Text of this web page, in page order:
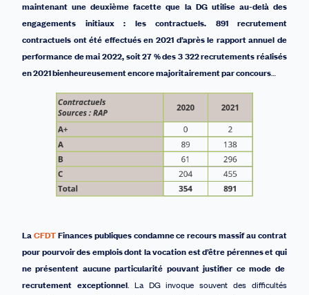
maintenant une deuxième facette que la DG utilise au-delà des
engagements initiaux : lescontractuels. 891 recrutement
contractuels ont été effectuésen 2021 d’après le rapport annuel de
performance de mai 2022,soit 27 % des3 322recrutements réalisés
en 2021 bienheureusement encore majoritairementpar concours…
LaCFDTFinances publiques condamne ce recours massif au contrat
pour pourvoir des emplois dont la vocation est d’être pérennesetqui
ne présentent aucune particularité pouvant justifier cemode de
recrutement exceptionnel. La DG invoque souvent des difficultés